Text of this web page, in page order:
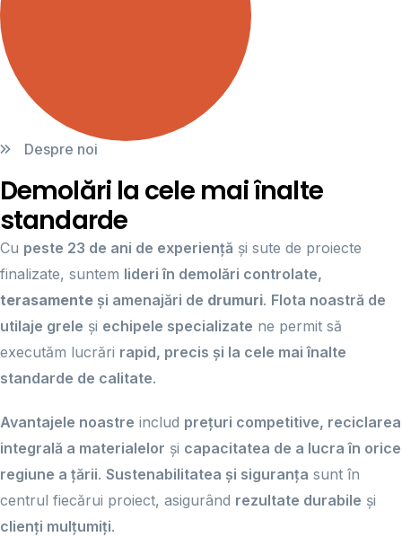
Despre noi
Demolări la cele mai înalte
standarde
Cu peste 23 de ani de experiență și sute de proiecte
finalizate, suntem lideri în demolări controlate,
terasamente și amenajări de drumuri. Flota noastră de
utilaje grele și echipele specializate ne permit să
executăm lucrări rapid, precis și la cele mai înalte
standarde de calitate.
Avantajele noastre includ prețuri competitive, reciclarea
integrală a materialelor și capacitatea de a lucra în orice
regiune a țării. Sustenabilitatea și siguranța sunt în
centrul fiecărui proiect, asigurând rezultate durabile și
clienți mulțumiți.